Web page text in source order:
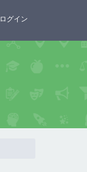
ログイン